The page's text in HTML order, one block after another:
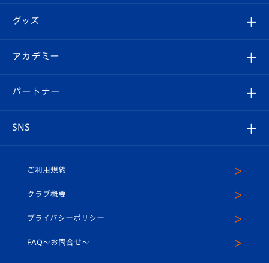
チケット
イベント
メディア
ホームタウン
スタッフプロフィール
マスコット紹介
平和祈念活動
はじめての観戦ガイド
Revive Team
ヴィヴィくんの長崎おもてなしガイド
フォトギャラリー
スタジアムグルメ
チケット
V-LOVERS（ファンクラブ）
プレイヤーズスイート
グッズ
オンラインショップ
店舗情報
アカデミー
育成からのお知らせ
U-18
スクール
パートナー
SNS
ヴィヴィくんインスタグラム
公式LINE＠
ご利用規約
クラブ概要
プライバシーポリシー
FAQ〜お問合せ〜